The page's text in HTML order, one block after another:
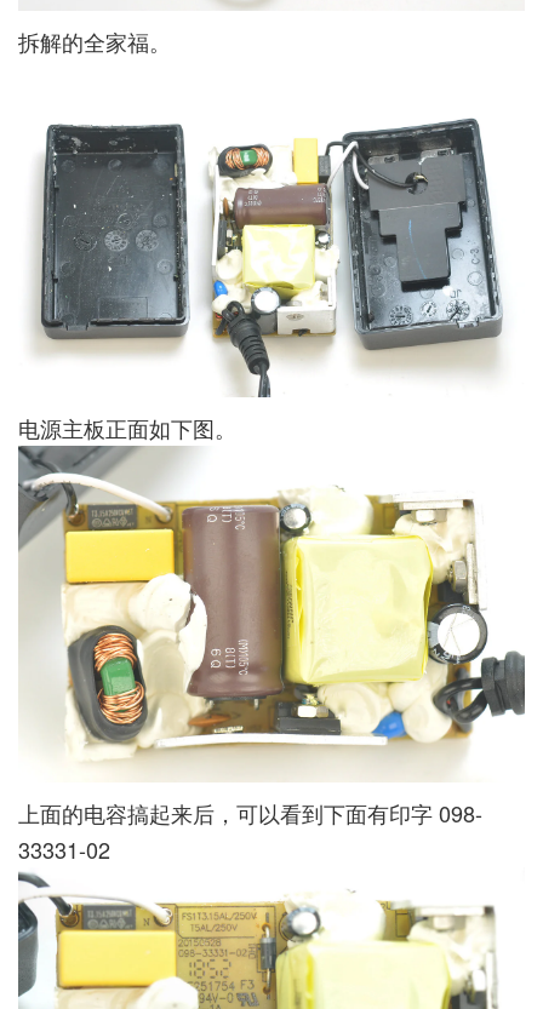
拆解的全家福。
电源主板正面如下图。
上面的电容搞起来后，可以看到下面有印字 098-
33331-02